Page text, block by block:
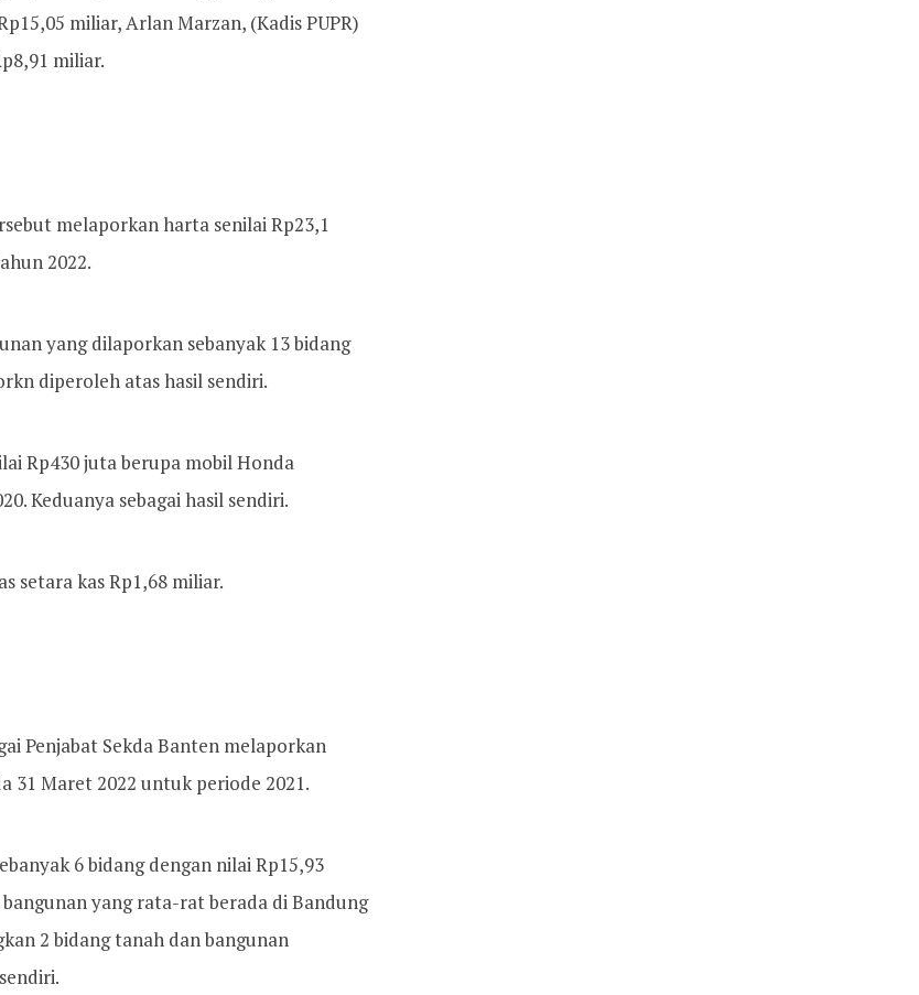
miliar, Arlan Marzan, (Kadis PUPR)
miliar.
melaporkan harta senilai Rp23,1
2022.
yang dilaporkan sebanyak 13 bidang
diperoleh atas hasil sendiri.
Rp430 juta berupa mobil Honda
Keduanya sebagai hasil sendiri.
setara kas Rp1,68 miliar.
Penjabat Sekda Banten melaporkan
31 Maret 2022 untuk periode 2021.
6 bidang dengan nilai Rp15,93
yang rata-rat berada di Bandung
2 bidang tanah dan bangunan